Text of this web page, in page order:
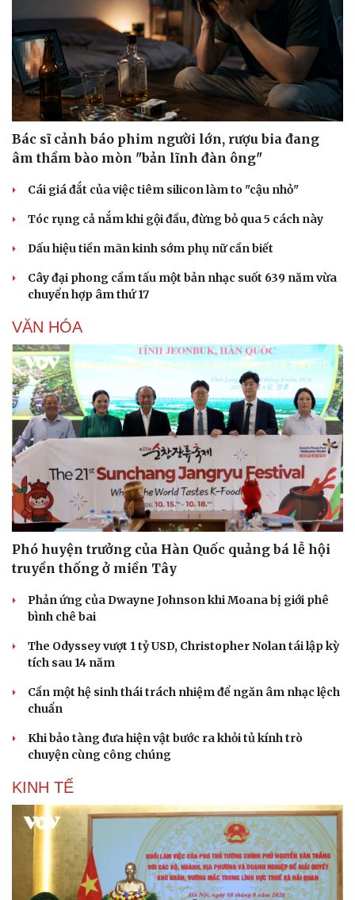
Doanh nghiệp
Thông tin doanh nghiệp
Doanh nghiệp 24h
Doanh nhân
Vì cộng đồng
Công nghệ
Sành điệu
Tin Công nghệ
Chuyển đổi số
Bác sĩ cảnh báo phim người lớn, rượu bia đang
âm thầm bào mòn "bản lĩnh đàn ông"
Cái giá đắt của việc tiêm silicon làm to "cậu nhỏ"
Tóc rụng cả nắm khi gội đầu, đừng bỏ qua 5 cách này
Dấu hiệu tiền mãn kinh sớm phụ nữ cần biết
Cây đại phong cầm tấu một bản nhạc suốt 639 năm vừa
chuyển hợp âm thứ 17
VĂN HÓA
Phó huyện trưởng của Hàn Quốc quảng bá lễ hội
truyền thống ở miền Tây
Phản ứng của Dwayne Johnson khi Moana bị giới phê
bình chê bai
The Odyssey vượt 1 tỷ USD, Christopher Nolan tái lập kỳ
tích sau 14 năm
Cần một hệ sinh thái trách nhiệm để ngăn âm nhạc lệch
chuẩn
Khi bảo tàng đưa hiện vật bước ra khỏi tủ kính trò
chuyện cùng công chúng
KINH TẾ